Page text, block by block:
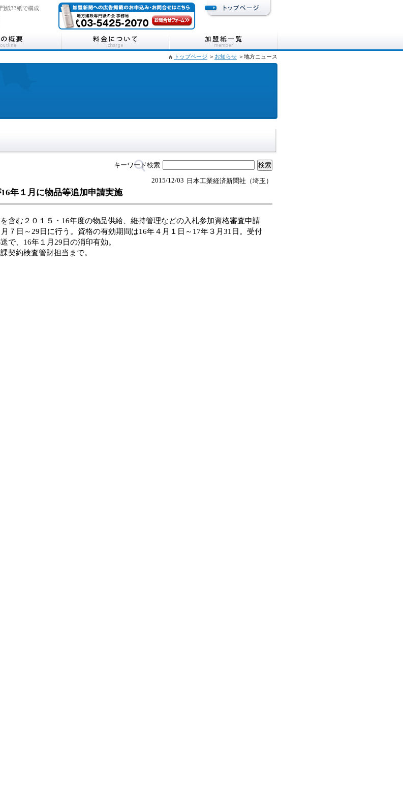
紙33紙で構成
トップページ ＞ お知らせ ＞地方ニュース
キーワード検索
日本工業経済新聞社（埼玉）
2015/12/03
16年１月に物品等追加申請実施
含む２０１５・16年度の物品供給、維持管理などの入札参加資格審査申請
７日～29日に行う。資格の有効期間は16年４月１日～17年３月31日。受付
で、16年１月29日の消印有効。
契約検査管財担当まで。